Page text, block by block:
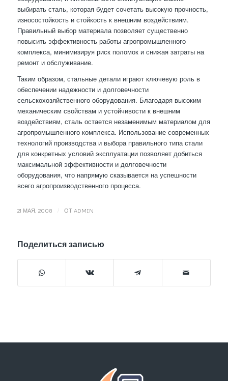
выбирать сталь, которая будет сочетать высокую прочность,
износостойкость и стойкость к внешним воздействиям.
Правильный выбор материала позволяет существенно
повысить эффективность работы агропромышленного
комплекса, минимизируя риск поломок и снижая затраты на
ремонт и обслуживание.
Таким образом, стальные детали играют ключевую роль в
обеспечении надежности и долговечности
сельскохозяйственного оборудования. Благодаря высоким
механическим свойствам и устойчивости к внешним
воздействиям, сталь остается незаменимым материалом для
агропромышленного комплекса. Использование современных
технологий производства и выбора правильного типа стали
для конкретных условий эксплуатации позволяет добиться
максимальной эффективности и долговечности
оборудования, что напрямую сказывается на успешности
всего агропроизводственного процесса.
21 МАЯ, 2008 ОТ ADMIN
Поделиться записью